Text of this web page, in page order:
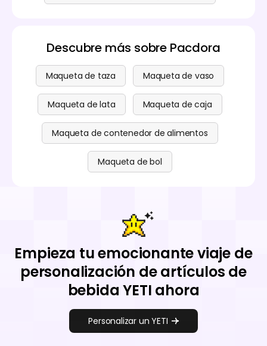
Descubre más sobre Pacdora
Maqueta de taza Maqueta de vaso
Maqueta de lata Maqueta de caja
Maqueta de contenedor de alimentos
Maqueta de bol
Empieza tu emocionante viaje de
personalización de artículos de
bebida YETI ahora
Personalizar un YETI